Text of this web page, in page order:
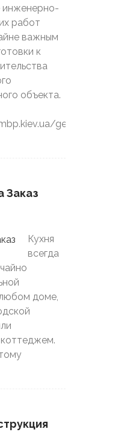
Резко Похолодает
инженерно-
работ
важным
к
объекта.
geology
Заказ
Кухня
всегда
доме,